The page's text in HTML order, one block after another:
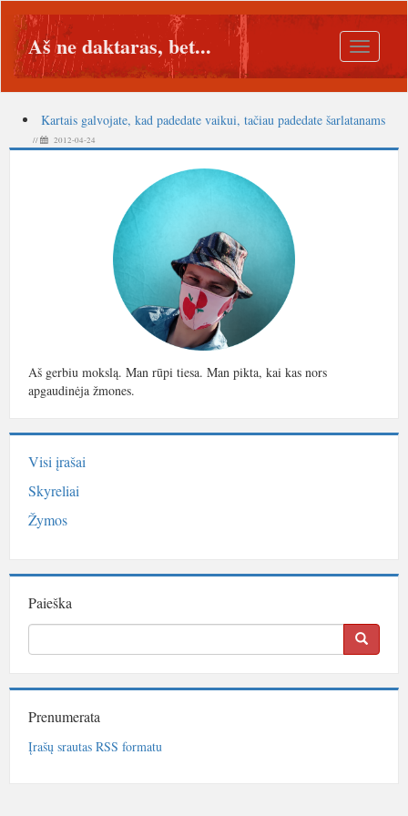
Toggle
Aš ne daktaras, bet...
Kartais galvojate, kad padedate vaikui, tačiau padedate šarlatanams
// 2012-04-24
Aš gerbiu mokslą. Man rūpi tiesa. Man pikta, kai kas nors
apgaudinėja žmones.
Visi įrašai
Skyreliai
Žymos
Paieška
Prenumerata
Įrašų srautas RSS formatu